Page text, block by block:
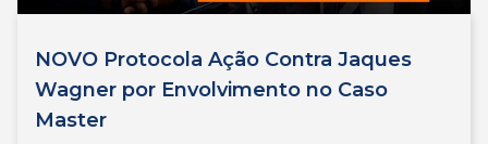
NOVO Protocola Ação Contra Jaques
Wagner por Envolvimento no Caso
Master